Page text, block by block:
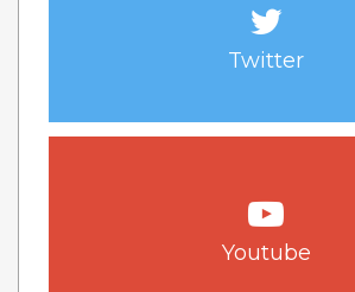
Twitter
Youtube